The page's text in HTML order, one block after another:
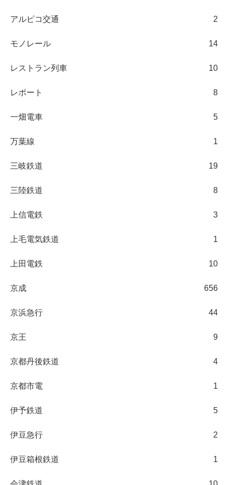
アルピコ交通 2
モノレール 14
レストラン列車 10
レポート 8
一畑電車 5
万葉線 1
三岐鉄道 19
三陸鉄道 8
上信電鉄 3
上毛電気鉄道 1
上田電鉄 10
京成 656
京浜急行 44
京王 9
京都丹後鉄道 4
京都市電 1
伊予鉄道 5
伊豆急行 2
伊豆箱根鉄道 1